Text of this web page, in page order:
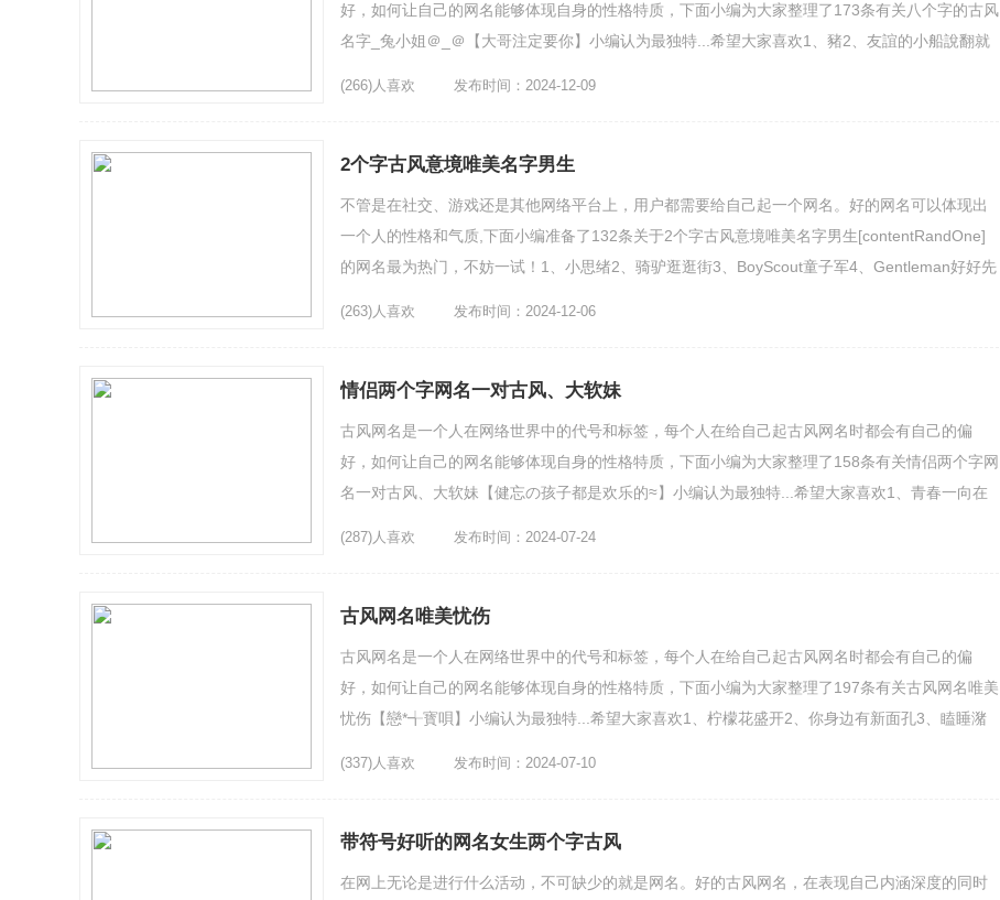
好，如何让自己的网名能够体现自身的性格特质，下面小编为大家整理了173条有关八个字的古风
名字_兔小姐＠_＠【大哥注定要你】小编认为最独特...希望大家喜欢1、豬2、友誼的小船說翻就
(266)人喜欢 发布时间：2024-12-09
2个字古风意境唯美名字男生
不管是在社交、游戏还是其他网络平台上，用户都需要给自己起一个网名。好的网名可以体现出
一个人的性格和气质,下面小编准备了132条关于2个字古风意境唯美名字男生[contentRandOne]
的网名最为热门，不妨一试！1、小思绪2、骑驴逛逛街3、BoyScout童子军4、Gentleman好好先
(263)人喜欢 发布时间：2024-12-06
情侣两个字网名一对古风、大软妹
古风网名是一个人在网络世界中的代号和标签，每个人在给自己起古风网名时都会有自己的偏
好，如何让自己的网名能够体现自身的性格特质，下面小编为大家整理了158条有关情侣两个字网
名一对古风、大软妹【健忘の孩子都是欢乐的≈】小编认为最独特...希望大家喜欢1、青春一向在
(287)人喜欢 发布时间：2024-07-24
古风网名唯美忧伤
古风网名是一个人在网络世界中的代号和标签，每个人在给自己起古风网名时都会有自己的偏
好，如何让自己的网名能够体现自身的性格特质，下面小编为大家整理了197条有关古风网名唯美
忧伤【戀*╅寳唄】小编认为最独特...希望大家喜欢1、柠檬花盛开2、你身边有新面孔3、瞌睡潴
(337)人喜欢 发布时间：2024-07-10
带符号好听的网名女生两个字古风
在网上无论是进行什么活动，不可缺少的就是网名。好的古风网名，在表现自己内涵深度的同时